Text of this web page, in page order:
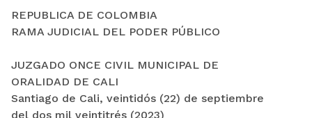
REPUBLICA DE COLOMBIA
RAMA JUDICIAL DEL PODER PÚBLICO
JUZGADO ONCE CIVIL MUNICIPAL DE
ORALIDAD DE CALI
Santiago de Cali, veintidós (22) de septiembre
del dos mil veintitrés (2023)